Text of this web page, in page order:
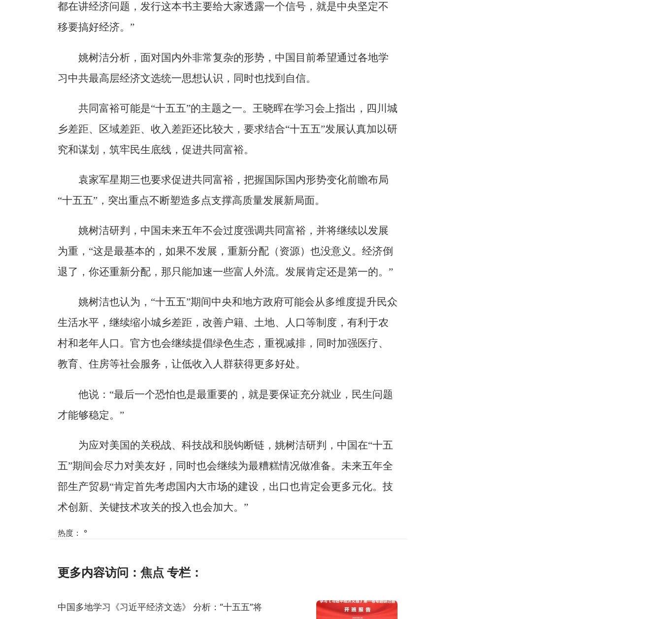
都在讲经济问题，发行这本书主要给大家透露一个信号，就是中央坚定不
移要搞好经济。”
姚树洁分析，面对国内外非常复杂的形势，中国目前希望通过各地学
习中共最高层经济文选统一思想认识，同时也找到自信。
共同富裕可能是“十五五”的主题之一。王晓晖在学习会上指出，四川城
乡差距、区域差距、收入差距还比较大，要求结合“十五五”发展认真加以研
究和谋划，筑牢民生底线，促进共同富裕。
袁家军星期三也要求促进共同富裕，把握国际国内形势变化前瞻布局
“十五五”，突出重点不断塑造多点支撑高质量发展新局面。
姚树洁研判，中国未来五年不会过度强调共同富裕，并将继续以发展
为重，“这是最基本的，如果不发展，重新分配（资源）也没意义。经济倒
退了，你还重新分配，那只能加速一些富人外流。发展肯定还是第一的。”
姚树洁也认为，“十五五”期间中央和地方政府可能会从多维度提升民众
生活水平，继续缩小城乡差距，改善户籍、土地、人口等制度，有利于农
村和老年人口。官方也会继续提倡绿色生态，重视减排，同时加强医疗、
教育、住房等社会服务，让低收入人群获得更多好处。
他说：“最后一个恐怕也是最重要的，就是要保证充分就业，民生问题
才能够稳定。”
为应对美国的关税战、科技战和脱钩断链，姚树洁研判，中国在“十五
五”期间会尽力对美友好，同时也会继续为最糟糕情况做准备。未来五年全
部生产贸易“肯定首先考虑国内大市场的建设，出口也肯定会更多元化。技
术创新、关键技术攻关的投入也会加大。”
热度： °
更多内容访问： 焦点 专栏：
中国多地学习《习近平经济文选》 分析：“十五五”将